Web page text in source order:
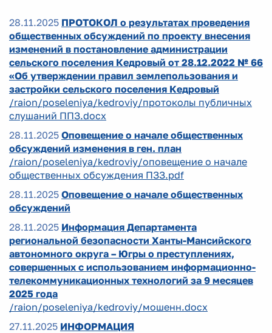
28.11.2025 ПРОТОКОЛ о результатах проведения
общественных обсуждений по проекту внесения
изменений в постановление администрации
сельского поселения Кедровый от 28.12.2022 № 66
«Об утверждении правил землепользования и
застройки сельского поселения Кедровый
/raion/poseleniya/kedroviy/протоколы публичных
слушаний ППЗ.docx
28.11.2025 Оповещение о начале общественных
обсуждений изменения в ген. план
/raion/poseleniya/kedroviy/оповещение о начале
общественных обсуждения ПЗЗ.pdf
28.11.2025 Оповещение о начале общественных
обсуждений
28.11.2025 Информация Департамента
региональной безопасности Ханты-Мансийского
автономного округа – Югры о преступлениях,
совершенных с использованием информационно-
телекоммуникационных технологий за 9 месяцев
2025 года
/raion/poseleniya/kedroviy/мошенн.docx
27.11.2025 ИНФОРМАЦИЯ